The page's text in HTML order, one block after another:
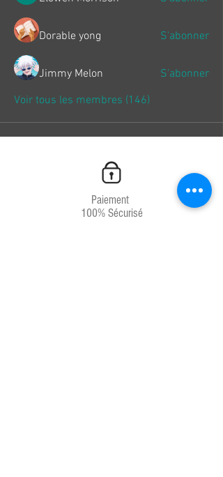
Dorable yong S'abonner
Jimmy Melon
S'abonner
Voir tous les membres (146)
Paiement
100% Sécurisé